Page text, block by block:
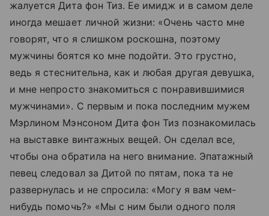
жалуется Дита фон Тиз. Ее имидж и в самом деле
иногда мешает личной жизни: «Очень часто мне
говорят, что я слишком роскошна, поэтому
мужчины боятся ко мне подойти. Это грустно,
ведь я стеснительна, как и любая другая девушка,
и мне непросто знакомиться с понравившимися
мужчинами». С первым и пока последним мужем
Мэрлином Мэнсоном Дита фон Тиз познакомилась
на выставке винтажных вещей. Он сделал все,
чтобы она обратила на него внимание. Эпатажный
певец следовал за Дитой по пятам, пока та не
развернулась и не спросила: «Могу я вам чем-
нибудь помочь?» «Мы с ним были одного поля